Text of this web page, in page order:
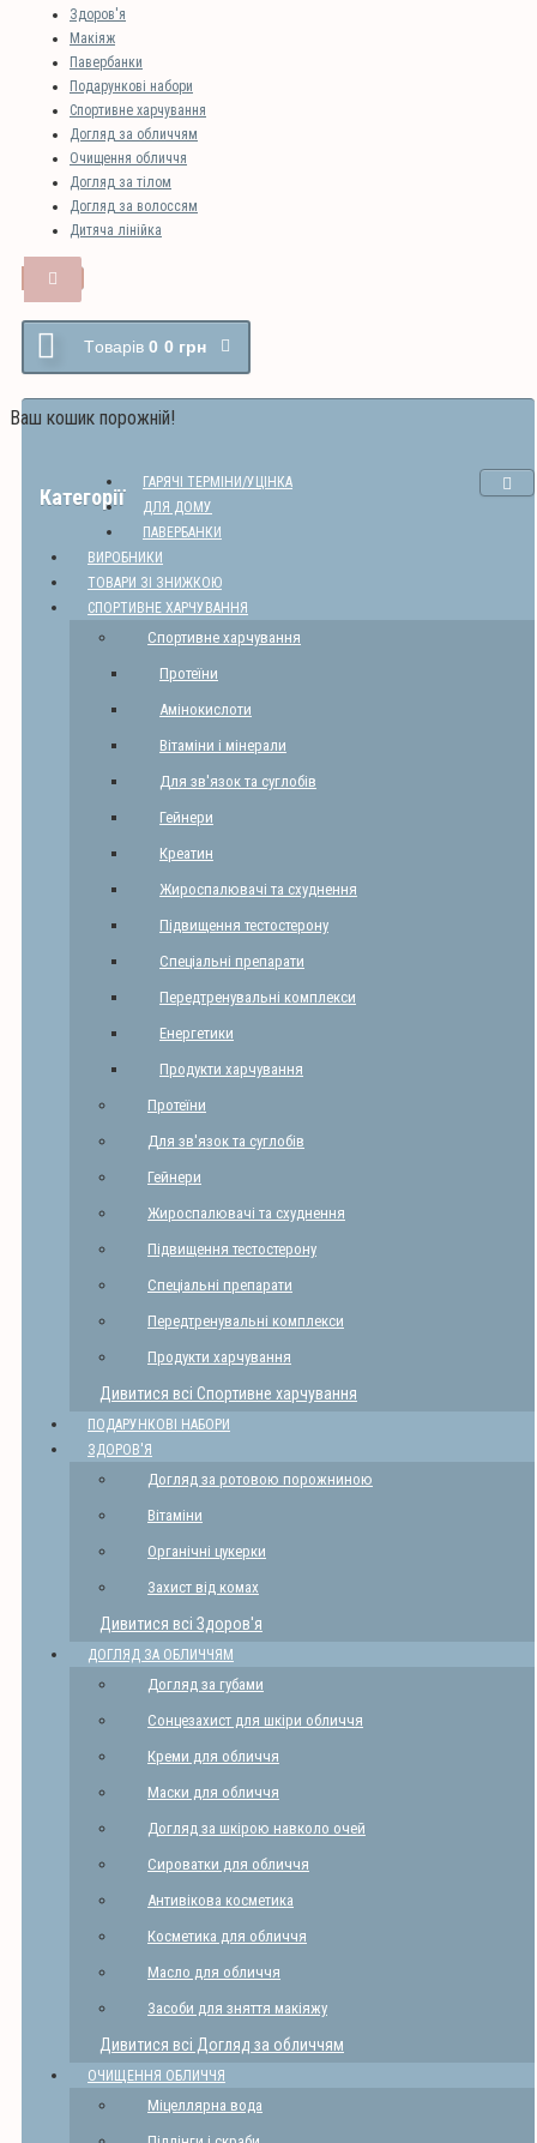
Здоров'я
Макіяж
Павербанки
Подарункові набори
Спортивне харчування
Догляд за обличчям
Очищення обличчя
Догляд за тілом
Догляд за волоссям
Дитяча лінійка
Tоварів 0 0 грн
Ваш кошик порожній!
Категорії
ГАРЯЧІ ТЕРМІНИ/УЦІНКА
ДЛЯ ДОМУ
ПАВЕРБАНКИ
ВИРОБНИКИ
ТОВАРИ ЗІ ЗНИЖКОЮ
СПОРТИВНЕ ХАРЧУВАННЯ
Спортивне харчування
Протеїни
Амінокислоти
Вітаміни і мінерали
Для зв'язок та суглобів
Гейнери
Креатин
Жироспалювачі та схуднення
Підвищення тестостерону
Спеціальні препарати
Передтренувальні комплекси
Енергетики
Продукти харчування
Протеїни
Для зв'язок та суглобів
Гейнери
Жироспалювачі та схуднення
Підвищення тестостерону
Спеціальні препарати
Передтренувальні комплекси
Продукти харчування
Дивитися всі Спортивне харчування
ПОДАРУНКОВІ НАБОРИ
ЗДОРОВ'Я
Догляд за ротовою порожниною
Вітаміни
Органічні цукерки
Захист від комах
Дивитися всі Здоров'я
ДОГЛЯД ЗА ОБЛИЧЧЯМ
Догляд за губами
Сонцезахист для шкіри обличчя
Креми для обличчя
Маски для обличчя
Догляд за шкірою навколо очей
Сироватки для обличчя
Антивікова косметика
Косметика для обличчя
Масло для обличчя
Засоби для зняття макіяжу
Дивитися всі Догляд за обличчям
ОЧИЩЕННЯ ОБЛИЧЧЯ
Міцеллярна вода